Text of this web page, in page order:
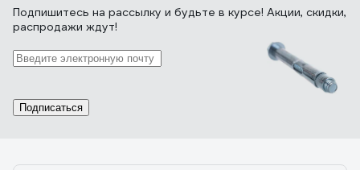
Анкер не прокручивался. Резьба держится и не
слизывается. Понравился принцип устройства
изделия. Качественно изготовленные детали.
Подпишитесь на рассылку и будьте в курсе! Акции, скидки,
распродажи ждут!
Подписаться